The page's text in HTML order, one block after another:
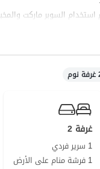
ماركت والمخبز على مسافة حوالي 100 متر من
القديمة القديمة
رصيف وبازار بندر غاز
المنتجع في الفناء.
غرفة 2
1 سرير فردي
1 فرشة منام على الأرض